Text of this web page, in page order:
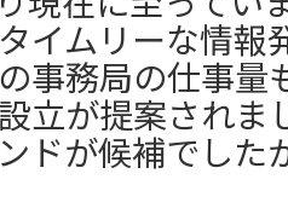
イムリーな情報
事務局の仕事量
立が提案されま
ドが候補でした